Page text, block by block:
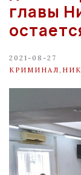
главы
2021-08-27
КРИМИНАЛ